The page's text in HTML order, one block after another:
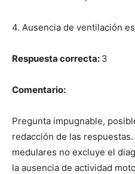
4. Ausencia de ventilación
Respuesta correcta: 3
Comentario:
Pregunta impugnable,
redacción de las
medulares no excluye el
la ausencia de actividad